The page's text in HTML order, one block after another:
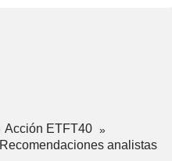
Acción ETFT40
Recomendaciones analistas